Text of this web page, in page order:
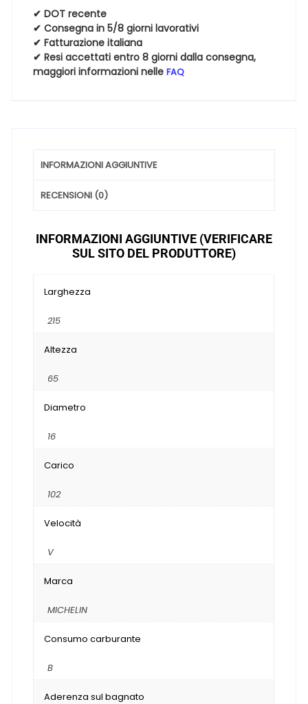
102V
quantità
✔ DOT recente
✔ Consegna in 5/8 giorni lavorativi
✔ Fatturazione italiana
✔ Resi accettati entro 8 giorni dalla consegna,
maggiori informazioni nelleFAQ
INFORMAZIONI AGGIUNTIVE
RECENSIONI (0)
INFORMAZIONI AGGIUNTIVE (VERIFICARE
SUL SITO DEL PRODUTTORE)
Larghezza
215
Altezza
65
Diametro
16
Carico
102
Velocità
V
Marca
MICHELIN
Consumo carburante
B
Aderenza sul bagnato